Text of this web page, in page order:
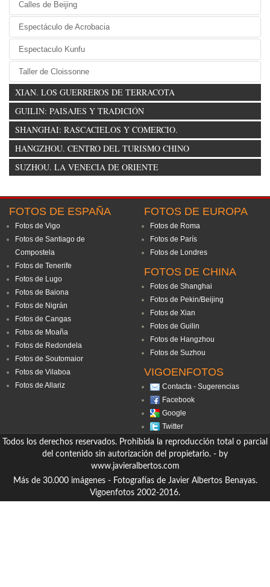
Calles de Beijing
Espectáculo de Acrobacia
Espectaculo Kunfu
Taller de Cloissonne
XIAN. LOS GUERREROS DE TERRACOTA
GUILIN: PAISAJES Y TRADICIÓN
SHANGHAI: RASCACIELOS Y COMERCIO.
HANGZHOU. CENTRO DEL TURISMO CHINO
SUZHOU. LA VENECIA DE ORIENTE
FOTOS DE ESPAÑA
Fotos de Vigo
Fotos de Santiago de
Compostela
Fotos de Tenerife
Fotos de Lugo
Fotos de Baiona
Fotos de Nigrán
Fotos de Cangas
Fotos de Moaña
Fotos de Redondela
Fotos de Soutomaior
Fotos de Vilaboa
Fotos de Allariz
FOTOS DE EUROPA
Fotos de Roma
Fotos de París
Fotos de Londres
FOTOS DE CHINA
Fotos de Shanghai
Fotos de Pekin/Beijing
Fotos de Xian
Fotos de Guilin
Fotos de Hangzhou
Fotos de Suzhou
VIGOENFOTOS
Contacta - Sugerencias
Facebook
Google
Twitter
Todos los derechos reservados. Prohibida la reproducción total o parcial
del contenido sin autorización del propietario. - by
www.javieralbertos.com
Más de 30.000 imágenes - Fotografías de Javier Albertos Benayas.
Vigoenfotos 2002-2016.